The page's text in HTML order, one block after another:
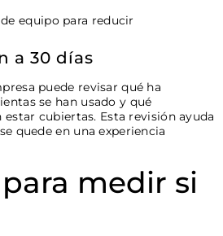
equipo para reducir
a 30 días
puede revisar qué ha
se han usado y qué
estar cubiertas. Esta revisión ayuda
quede en una experiencia
medir si